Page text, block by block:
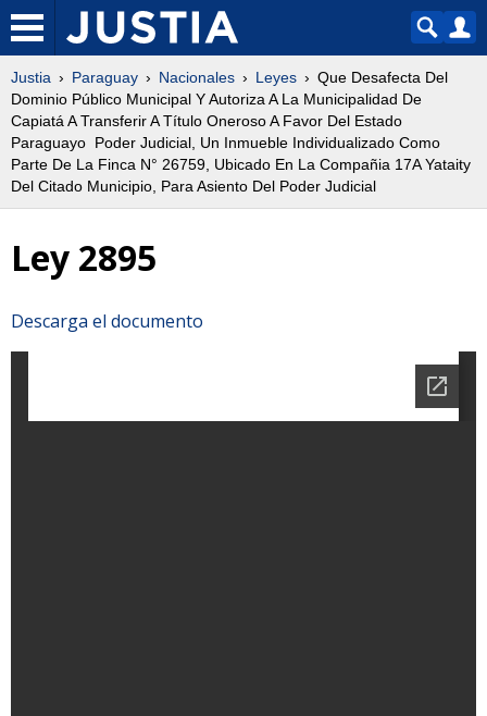
Justia Paraguay Nacionales Leyes
Que Desafecta Del
Dominio Público Municipal Y Autoriza A La Municipalidad De
Capiatá A Transferir A Título Oneroso A Favor Del Estado
Paraguayo  Poder Judicial, Un Inmueble Individualizado Como
Parte De La Finca N° 26759, Ubicado En La Compañia 17A Yataity
Del Citado Municipio, Para Asiento Del Poder Judicial
Ley 2895
Descarga el documento